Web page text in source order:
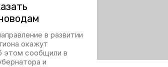
в развитии
окажут
этом сообщили в
и